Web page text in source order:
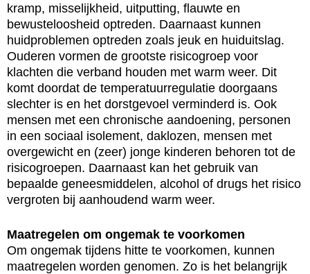
kramp, misselijkheid, uitputting, flauwte en
bewusteloosheid optreden. Daarnaast kunnen
huidproblemen optreden zoals jeuk en huiduitslag.
Ouderen vormen de grootste risicogroep voor
klachten die verband houden met warm weer. Dit
komt doordat de temperatuurregulatie doorgaans
slechter is en het dorstgevoel verminderd is. Ook
mensen met een chronische aandoening, personen
in een sociaal isolement, daklozen, mensen met
overgewicht en (zeer) jonge kinderen behoren tot de
risicogroepen. Daarnaast kan het gebruik van
bepaalde geneesmiddelen, alcohol of drugs het risico
vergroten bij aanhoudend warm weer.
Maatregelen om ongemak te voorkomen
Om ongemak tijdens hitte te voorkomen, kunnen
maatregelen worden genomen. Zo is het belangrijk